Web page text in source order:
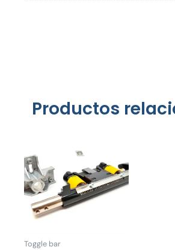
Productos
Toggle bar